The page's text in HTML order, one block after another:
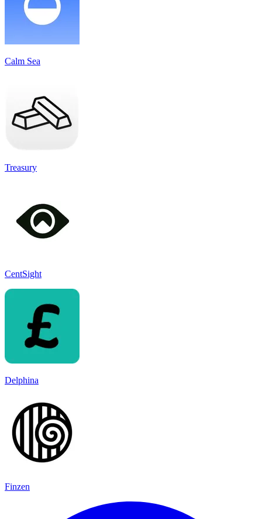
Calm Sea
Treasury
CentSight
Delphina
Finzen